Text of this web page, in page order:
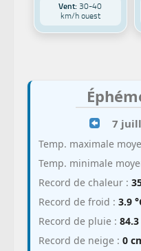
Vent: 30-40
km/h ouest
7
Temp. maximale
Temp. minimale
Record de chaleur :
Record de froid : 3.9
Record de pluie :
Record de neige : 0